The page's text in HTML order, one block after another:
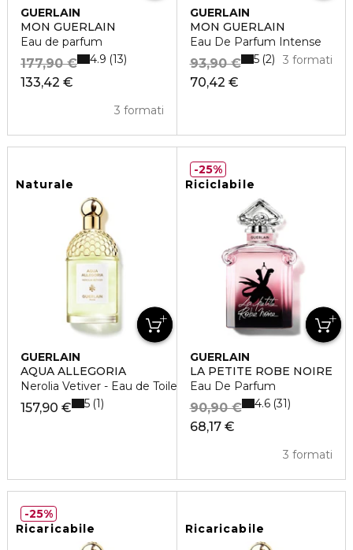
GUERLAIN
MON GUERLAIN
Eau de parfum
133,42 €
177,90 €
3 formati
4.9 13
GUERLAIN
MON GUERLAIN
Eau De Parfum Intense
70,42 €
93,90 € 3 formati
5 2
Naturale
GUERLAIN
AQUA ALLEGORIA
Nerolia Vetiver - Eau de Toilette
157,90 € 5 1
Riciclabile
GUERLAIN
LA PETITE ROBE NOIRE
Eau De Parfum
68,17 €
90,90 €
3 formati
4.6 31
25%
Ricaricabile
25%
Ricaricabile